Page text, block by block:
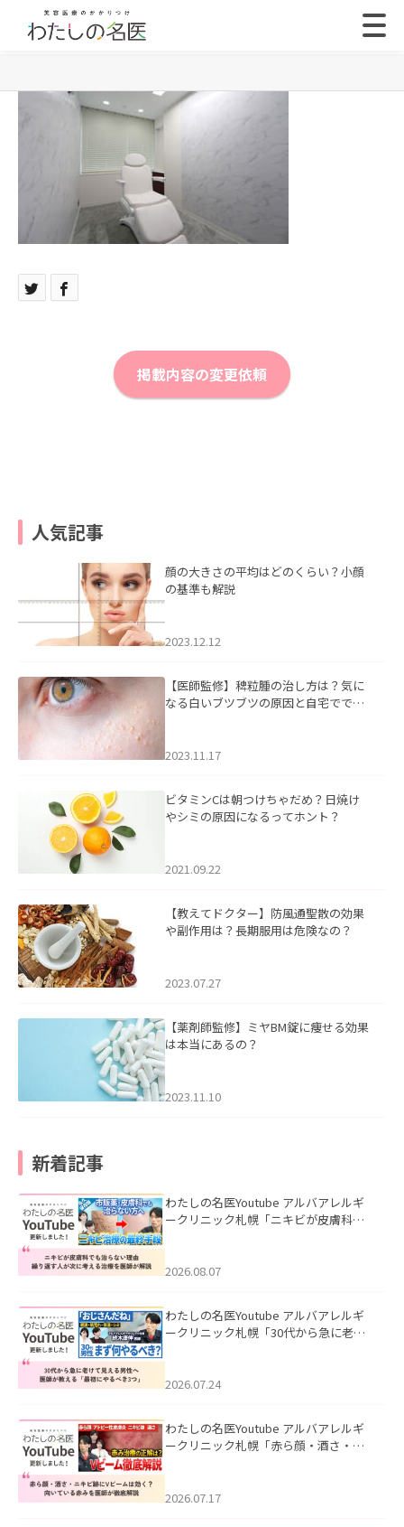
掲載内容の変更依頼
人気記事
顔の大きさの平均はどのくらい？小顔
の基準も解説
2023.12.12
【医師監修】稗粒腫の治し方は？気に
なる白いブツブツの原因と自宅ででき
2023.11.17
ビタミンCは朝つけちゃだめ？日焼け
やシミの原因になるってホント？
2021.09.22
【教えてドクター】防風通聖散の効果
や副作用は？長期服用は危険なの？
2023.07.27
【薬剤師監修】ミヤBM錠に痩せる効果
は本当にあるの？
2023.11.10
新着記事
わたしの名医Youtube アルバアレルギ
ークリニック札幌「ニキビが皮膚科で
ました。
2026.08.07
わたしの名医Youtube アルバアレルギ
ークリニック札幌「30代から急に老け
た。
2026.07.24
わたしの名医Youtube アルバアレルギ
ークリニック札幌「赤ら顔・酒さ・ニ
した。
2026.07.17